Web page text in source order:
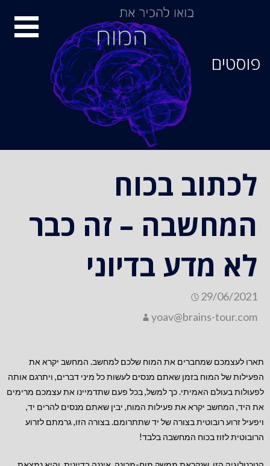
פוסטים
לכתוב בכוח
המחשבה – זה כבר
לא מדע בדיוני
29/06/2021
yoav@brains-tour.com
תארו לעצמכם שמחברים את המוח שלכם למחשב. המחשב יקרא את
הפעילות של המוח בזמן שאתם מנסים לעשות כל מיני דברים, ויתרגם אותה
לפעולות בעולם האמיתי. כך למשל, בכל פעם שתדמיינו את עצמכם מרימים
את היד, המחשב יקרא את פעילות המוח, יבין שאתם מנסים להרים יד,
ויפעיל זרוע רובוטית בצורה של יד שתתרומם. בצורה הזו, גרמתם לזרוע
הרובוטית לזוז בכוח המחשבה בלבד!